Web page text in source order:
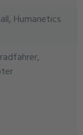
Humanetics